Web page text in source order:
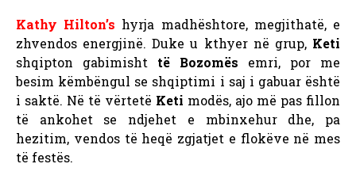
Kathy Hilton’s hyrja madhështore, megjithatë, e
zhvendos energjinë. Duke u kthyer në grup, Keti
shqipton gabimisht të Bozomës emri, por me
besim këmbëngul se shqiptimi i saj i gabuar është
i saktë. Në të vërtetë Keti modës, ajo më pas fillon
të ankohet se ndjehet e mbinxehur dhe, pa
hezitim, vendos të heqë zgjatjet e flokëve në mes
të festës.